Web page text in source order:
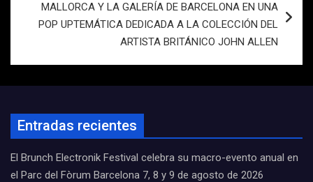
MALLORCA Y LA GALERÍA DE BARCELONA EN UNA
POP UPTEMÁTICA DEDICADA A LA COLECCIÓN DEL
ARTISTA BRITÁNICO JOHN ALLEN
Entradas recientes
El Brunch Electronik Festival celebra su macro-evento anual en
el Parc del Fòrum Barcelona 7, 8 y 9 de agosto de 2026